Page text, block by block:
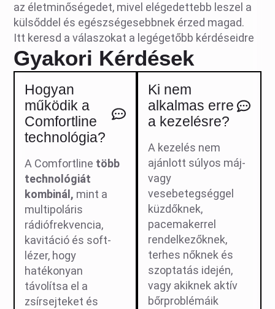
az életminőségedet, mivel elégedettebb leszel a
külsőddel és egészségesebbnek érzed magad.
Itt keresd a válaszokat a legégetőbb kérdéseidre
Gyakori Kérdések
Hogyan
működik a
Comfortline
technológia?
A Comfortline több
technológiát
kombinál, mint a
multipoláris
rádiófrekvencia,
kavitáció és soft-
lézer, hogy
hatékonyan
távolítsa el a
zsírsejteket és
Ki nem
alkalmas erre
a kezelésre?
A kezelés nem
ajánlott súlyos máj-
vagy
vesebetegséggel
küzdőknek,
pacemakerrel
rendelkezőknek,
terhes nőknek és
szoptatás idején,
vagy akiknek aktív
bőrproblémáik